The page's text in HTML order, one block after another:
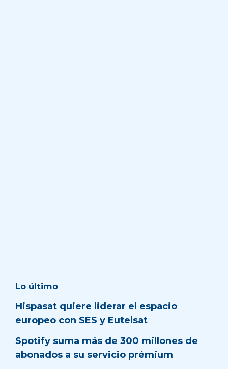
Lo último
Hispasat quiere liderar el espacio
europeo con SES y Eutelsat
Spotify suma más de 300 millones de
abonados a su servicio prémium